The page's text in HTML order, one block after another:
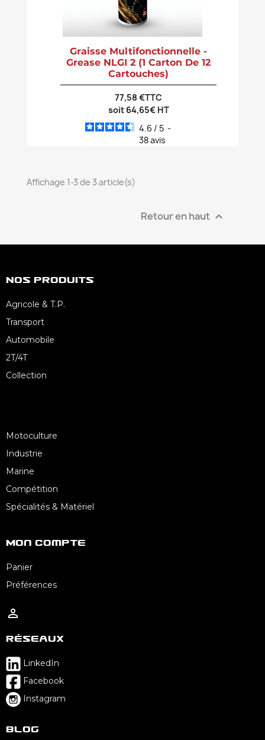
Graisse Multifonctionnelle -
Grease NLGI 2 (1 Carton De 12
Cartouches)
77,58 €TTC
soit 64,65€ HT
4.6 / 5 -
38avis
Affichage 1-3 de 3 article(s)
Retour en haut 
Nos Produits
Agricole & T.P.
Transport
Automobile
2T/4T
Collection
Motoculture
Industrie
Marine
Compétition
Spécialités & Matériel
Mon Compte
Panier
Préférences

Réseaux
LinkedIn
Facebook
Instagram
Blog